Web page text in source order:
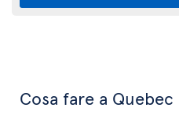
Cosa fare a Quebec